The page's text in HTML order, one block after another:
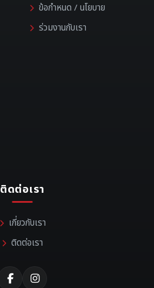
ข้อกำหนด / นโยบาย
ร่วมงานกับเรา
ติดต่อเรา
เกี่ยวกับเรา
ติดต่อเรา